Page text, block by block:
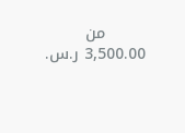
من
‏3,500.00 ر.س.‏